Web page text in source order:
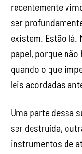
recentemente
ser
existem. Estão lá.
papel, porque não
quando o que
leis acordadas
Uma parte dessa
ser destruída,
instrumentos de